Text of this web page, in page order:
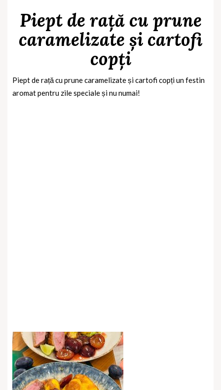
Piept de rață cu prune
caramelizate și cartofi
copți
Piept de rață cu prune caramelizate și cartofi copți un festin
aromat pentru zile speciale și nu numai!